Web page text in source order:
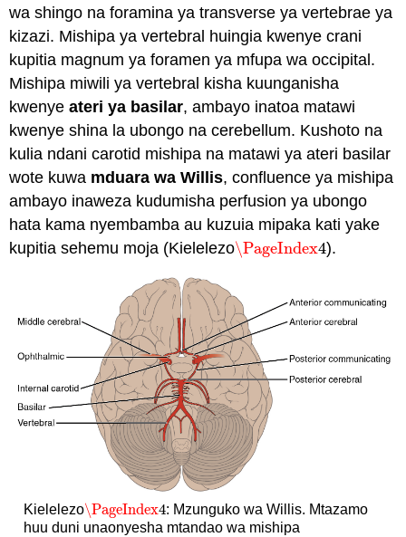
wa shingo na foramina ya transverse ya vertebrae ya
kizazi. Mishipa ya vertebral huingia kwenye crani
kupitia magnum ya foramen ya mfupa wa occipital.
Mishipa miwili ya vertebral kisha kuunganisha
kwenyeateri ya basilar, ambayo inatoa matawi
kwenye shina la ubongo na cerebellum. Kushoto na
kulia ndani carotid mishipa na matawi ya ateri basilar
wote kuwa mduara wa Willis, confluence ya mishipa
ambayo inaweza kudumisha perfusion ya ubongo
hata kama nyembamba au kuzuia mipaka kati yake
kupitia sehemu moja (Kielelezo\PageIndex4
\PageIndex4).
Kielelezo\PageIndex4
\PageIndex4: Mzunguko wa Willis. Mtazamo
huu duni unaonyesha mtandao wa mishipa